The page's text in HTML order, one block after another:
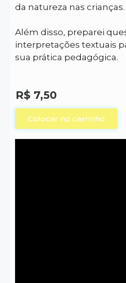
da natureza nas crianças.
Além disso, preparei
interpretações textuais
sua prática pedagógica.
R$ 7,50
Colocar no carrinho